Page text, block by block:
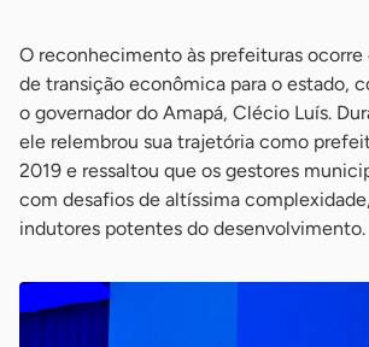
O reconhecimento às prefeituras
de transição econômica para o estado,
o governador do Amapá, Clécio Luís.
ele relembrou sua trajetória como
2019 e ressaltou que os gestores
com desafios de altíssima
indutores potentes do desenvolvimento.